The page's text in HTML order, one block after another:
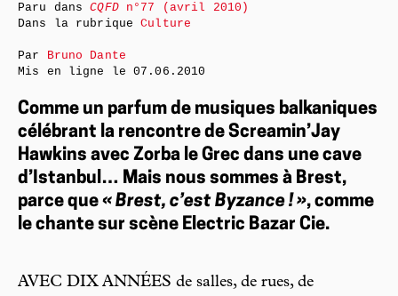
Comme un parfum de musiques balkaniques
célébrant la rencontre de Screamin’Jay
Hawkins avec Zorba le Grec dans une cave
d’Istanbul… Mais nous sommes à Brest,
parce que « Brest, c’est Byzance ! », comme
le chante sur scène Electric Bazar Cie.
AVEC DIX ANNÉES de salles, de rues, de
Paru dansCQFDn°77 (avril 2010)
Dans la rubriqueCulture
Par Bruno Dante
Mis en ligne le07.06.2010